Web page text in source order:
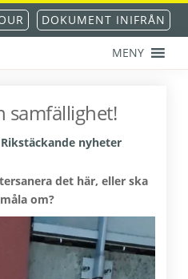
DOKUMENT INIFRÅN
MENY
samfällighet!
Rikstäckande nyheter
det här, eller ska
om?